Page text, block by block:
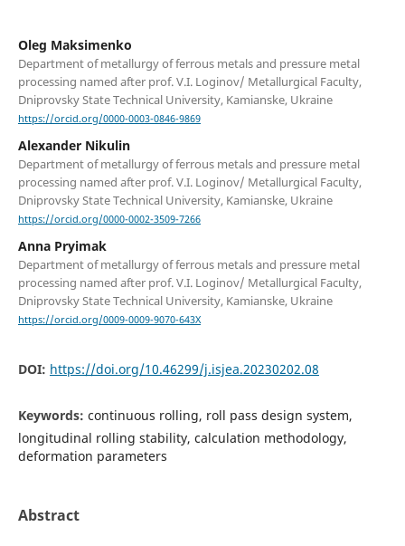
Oleg Maksimenko
Department of metallurgy of ferrous metals and pressure metal
processing named after prof. V.I. Loginov/ Metallurgical Faculty,
Dniprovsky State Technical University, Kamianske, Ukraine
https://orcid.org/0000-0003-0846-9869
Alexander Nikulin
Department of metallurgy of ferrous metals and pressure metal
processing named after prof. V.I. Loginov/ Metallurgical Faculty,
Dniprovsky State Technical University, Kamianske, Ukraine
https://orcid.org/0000-0002-3509-7266
Anna Pryimak
Department of metallurgy of ferrous metals and pressure metal
processing named after prof. V.I. Loginov/ Metallurgical Faculty,
Dniprovsky State Technical University, Kamianske, Ukraine
https://orcid.org/0009-0009-9070-643X
DOI: https://doi.org/10.46299/j.isjea.20230202.08
Keywords: continuous rolling, roll pass design system,
longitudinal rolling stability, calculation methodology,
deformation parameters
Abstract